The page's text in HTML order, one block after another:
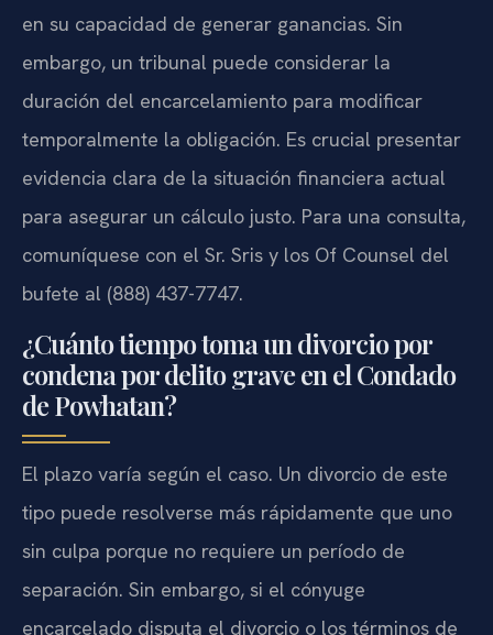
en su capacidad de generar ganancias. Sin
embargo, un tribunal puede considerar la
duración del encarcelamiento para modificar
temporalmente la obligación. Es crucial presentar
evidencia clara de la situación financiera actual
para asegurar un cálculo justo. Para una consulta,
comuníquese con el Sr. Sris y los Of Counsel del
bufete al (888) 437-7747.
¿Cuánto tiempo toma un divorcio por
condena por delito grave en el Condado
de Powhatan?
El plazo varía según el caso. Un divorcio de este
tipo puede resolverse más rápidamente que uno
sin culpa porque no requiere un período de
separación. Sin embargo, si el cónyuge
encarcelado disputa el divorcio o los términos de